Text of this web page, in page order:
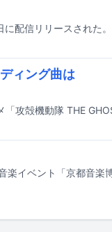
配信リリースされた。
ィング曲は